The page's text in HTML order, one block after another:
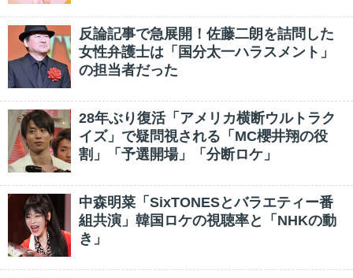
反論記事で急展開！佐藤二朗を詰問した
女性弁護士は「国分太一ハラスメント」
の担当者だった
28年ぶり復活「アメリカ横断ウルトラク
イズ」で疑問視される「MC櫻井翔の役
割」「予選開場」「分断ロケ」
中森明菜「SixTONESとバラエティー番
組共演」韓国ロケの視聴率と「NHKの動
き」